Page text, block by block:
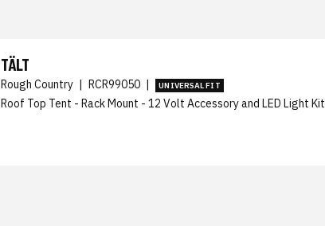
TÄLT
Rough Country | RCR99050 | UNIVERSAL FIT
Roof Top Tent - Rack Mount - 12 Volt Accessory and LED Light Kit